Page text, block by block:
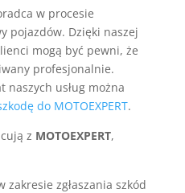
w procesie
pojazdów. Dzięki naszej
mogą być pewni, że
profesjonalnie.
usług można
do MOTOEXPERT.
z MOTOEXPERT,
zakresie zgłaszania szkód